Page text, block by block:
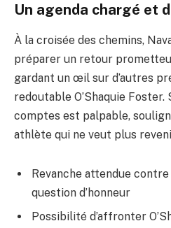
Un agenda chargé et
À la croisée des chemins,
préparer un retour
gardant un œil sur d’autres
redoutable O’Shaquie
comptes est palpable,
athlète qui ne veut plus
Revanche attendue
question d’honneur
Possibilité d’affronter